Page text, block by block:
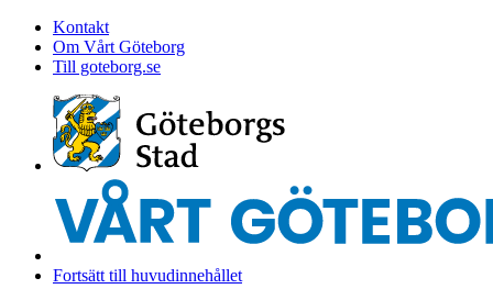
Kontakt
Om Vårt Göteborg
Till goteborg.se
Fortsätt till huvudinnehållet